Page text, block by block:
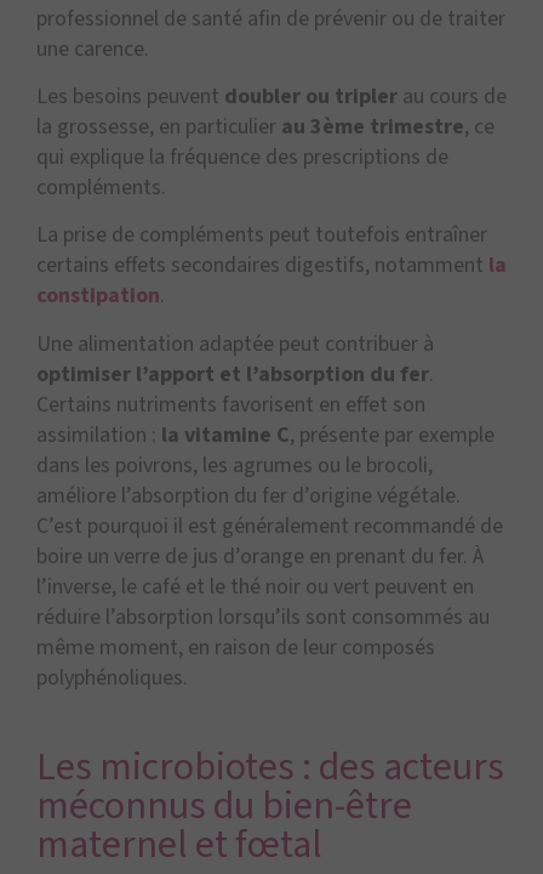
professionnel de santé afin de prévenir ou de traiter
une carence.
Les besoins peuvent doubler ou tripler au cours de
la grossesse, en particulier au 3ème trimestre, ce
qui explique la fréquence des prescriptions de
compléments.
La prise de compléments peut toutefois entraîner
certains effets secondaires digestifs, notamment la
constipation.
Une alimentation adaptée peut contribuer à
optimiser l’apport et l’absorption du fer.
Certains nutriments favorisent en effet son
assimilation : la vitamine C, présente par exemple
dans les poivrons, les agrumes ou le brocoli,
améliore l’absorption du fer d’origine végétale.
C’est pourquoi il est généralement recommandé de
boire un verre de jus d’orange en prenant du fer. À
l’inverse, le café et le thé noir ou vert peuvent en
réduire l’absorption lorsqu’ils sont consommés au
même moment, en raison de leur composés
polyphénoliques.
Les microbiotes : des acteurs
méconnus du bien-être
maternel et fœtal